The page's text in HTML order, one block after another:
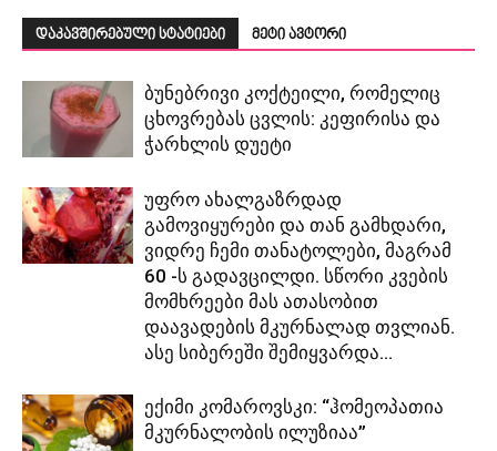
დაკავშირებული სტატიები მეტი ავტორი
ბუნებრივი კოქტეილი, რომელიც
ცხოვრებას ცვლის: კეფირისა და
ჭარხლის დუეტი
უფრო ახალგაზრდად
გამოვიყურები და თან გამხდარი,
ვიდრე ჩემი თანატოლები, მაგრამ
60 -ს გადავცილდი. სწორი კვების
მომხრეები მას ათასობით
დაავადების მკურნალად თვლიან.
ასე სიბერეში შემიყვარდა...
ექიმი კომაროვსკი: “ჰომეოპათია
მკურნალობის ილუზიაა”